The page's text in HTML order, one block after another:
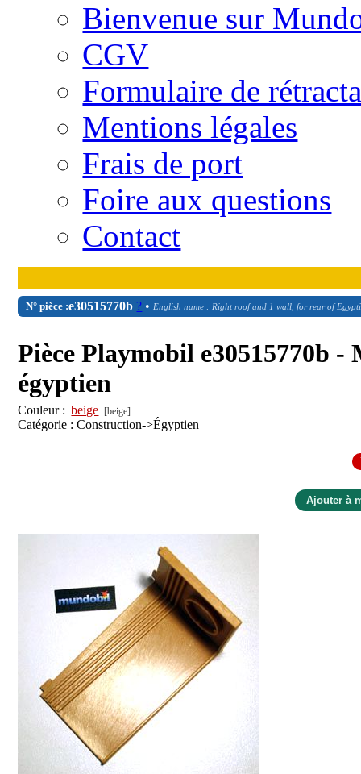
Bienvenue sur
CGV
Formulaire de
Mentions légales
Frais de port
Foire aux questions
Contact
N° pièce :e30515770b ? •English name : Right roof and 1 wall, for rear of
Pièce Playmobil e30515770b
égyptien
Couleur : beige [beige]
Catégorie : Construction->Égyptien